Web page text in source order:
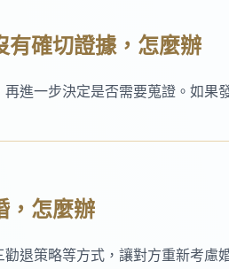
有確切證據，怎麼辦
進一步決定是否需要蒐證。如
，怎麼辦
退策略等方式，讓對方重新考